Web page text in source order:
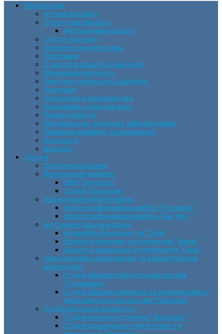
Про заклад
Історія закладу
Структура закладу
Методичний відділ
Статут закладу
Комплексна програма
Програми
Стратегія розвитку закладу
Фінансова звітність
Звіти про діяльність закладу
Закупівлі
Інструкція з діловодства
Кадровий склад закладу
Режим роботи
Матеріально-технічне забезпечення
Правила прийому та поведінки
Контакти
Вакансії
Гуртки
Освітня програма
Вокальний профіль
СВМ “Антарес”
Студія “Вікторія”
Хореографічний профіль
Хореографічний ансамбль “Росинка”
Хореографічний ансамбль “Час пік”
Інструментальна музика
Ансамбль бандуристів “Орія”
Оркестр духових інструментів “Зміна”
Оркестр народних інструментів “Орія”
Декоративно-прикладне та образотворче
мистецтво
Cтудія образотворчого мистецтва
“Соняшник”
Студія образотворчого та декоративно-
прикладного мистецтва “Писанка”
Студії раннього розвитку
Студія розвитку дитини “Веселка”
Студія дошкільної підготовки та